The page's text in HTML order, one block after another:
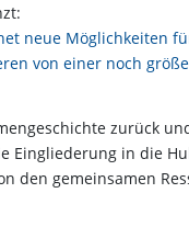
neue Möglichkeiten
von einer noch
zurück
Eingliederung in die
den gemeinsamen